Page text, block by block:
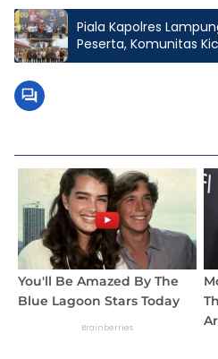
Piala Kapolres
Peserta, Komunitas
Daerah Meriahkan